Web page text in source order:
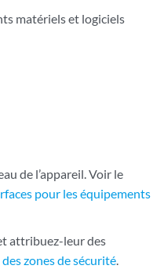
matériels et logiciels
de l’appareil. Voir le
pour les équipements
attribuez-leur des
zones de sécurité.